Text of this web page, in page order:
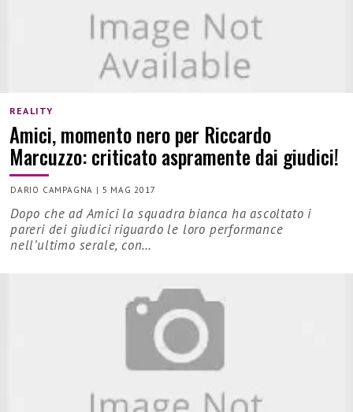
REALITY
Amici, momento nero per Riccardo
Marcuzzo: criticato aspramente dai giudici!
DARIO CAMPAGNA | 5 MAG 2017
Dopo che ad Amici la squadra bianca ha ascoltato i
pareri dei giudici riguardo le loro performance
nell’ultimo serale, con…